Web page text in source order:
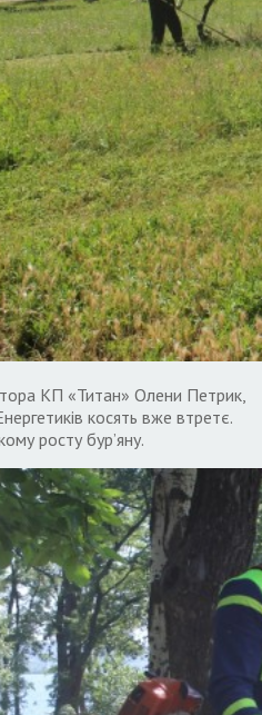
КП «Титан» Олени Петрик,
косять вже втретє.
росту бур’яну.